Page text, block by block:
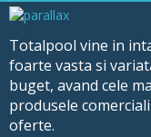
Totalpool vine in
foarte vasta si
buget, avand cele
produsele
oferte.